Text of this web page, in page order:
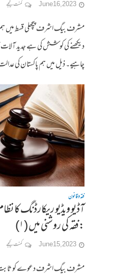
June 16, 2023 کمنت کیجے
مشرف بیگ اشرف پیچھلی قسط میں
دیکھنے کی کوشش کی ہے جدید آلات
چاہیے۔ ذیل میں ہم پاکستان کی
فقہ وقانون
آڈیو ویڈیو ریکارڈنگ کا
:فقہ کی روشنی میں (۱)
June 15, 2023 کمنت کیجے
مشرف بیگ اشرف دعوے کو ثابت